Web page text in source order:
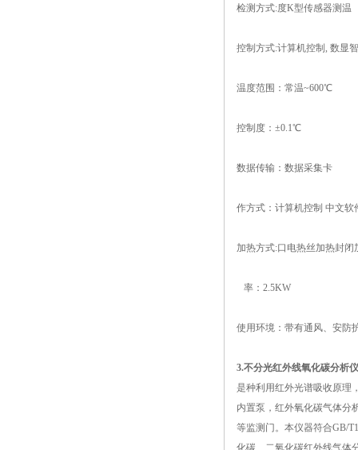
检测方式:度K型传感器测温
控制方式:计算机控制, 数显
温度范围：常温~600℃
控制度： ±0.1℃
数据传输：数据采集卡
作方式：计算机控制 中文软
加热方式:口电热丝加热封
率： 2.5KW
使用环境：带有通风、安防
3.不分光红外线氧化碳分析
是种利用红外光谱吸收原理
内置泵，红外氧化碳气体分
等监测门。本仪器符合GB/
化碳、二氧化碳红外线气体